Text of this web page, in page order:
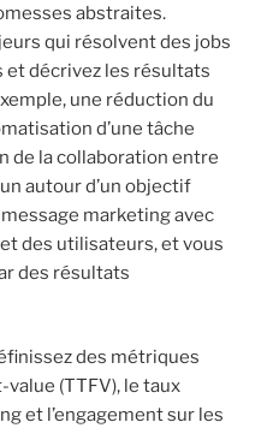
abstraites.
qui résolvent des jobs
décrivez les résultats
une réduction du
d’une tâche
de la collaboration entre
autour d’un objectif
marketing avec
des utilisateurs, et vous
des résultats
des métriques
(TTFV), le taux
et l’engagement sur les